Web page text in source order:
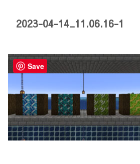
2023-04-14_11.06.16-1
Save